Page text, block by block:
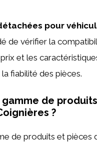
pour
de vérifier la
et les
fiabilité des pièces.
de
?
de produits et pièces